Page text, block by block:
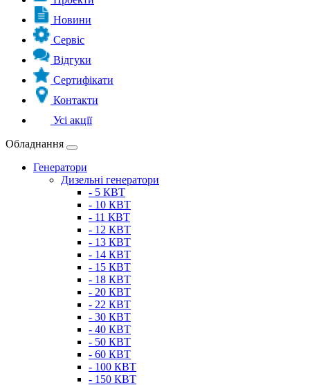
Новини
Сервіс
Відгуки
Сертифікати
Контакти
Усі акції
Обладнання
Генератори
Дизельні генератори
- 5 КВТ
- 10 КВТ
- 11 КВТ
- 12 КВТ
- 13 КВТ
- 14 КВТ
- 15 КВТ
- 18 КВТ
- 20 КВТ
- 22 КВТ
- 30 КВТ
- 40 КВТ
- 50 КВТ
- 60 КВТ
- 100 КВТ
- 150 КВТ